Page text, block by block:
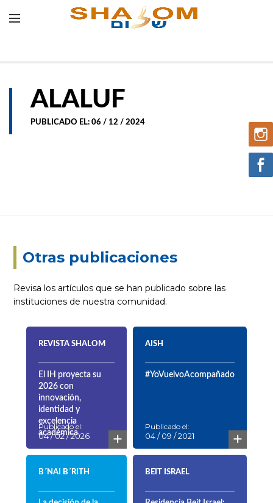
ALALUF
PUBLICADO EL: 06 / 12 / 2024
Otras publicaciones
Revisa los artículos que se han publicado sobre las
instituciones de nuestra comunidad.
REVISTA SHALOM
El IH proyecta su
2026 con
innovación,
identidad y
excelencia
académica
Publicado el:
04 / 02 / 2026 +
AISH
#YoVuelvoAcompañado
Publicado el:
04 / 09 / 2021 +
B´NAI B´RITH BEIT ISRAEL